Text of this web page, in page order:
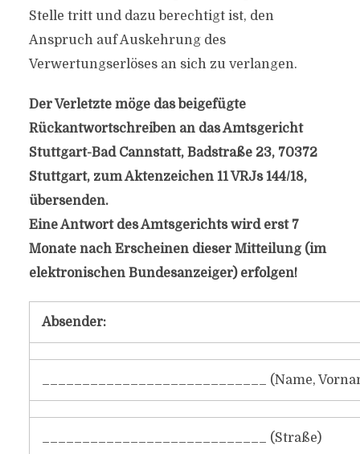
Stelle tritt und dazu berechtigt ist, den
Anspruch auf Auskehrung des
Verwertungserlöses an sich zu verlangen.
Der Verletzte möge das beigefügte
Rückantwortschreiben an das Amtsgericht
Stuttgart-Bad Cannstatt, Badstraße 23, 70372
Stuttgart, zum Aktenzeichen 11 VRJs 144/18,
übersenden.
Eine Antwort des Amtsgerichts wird erst 7
Monate nach Erscheinen dieser Mitteilung (im
elektronischen Bundesanzeiger) erfolgen!
Absender:
____________________________ (Name,
____________________________ (Straße)